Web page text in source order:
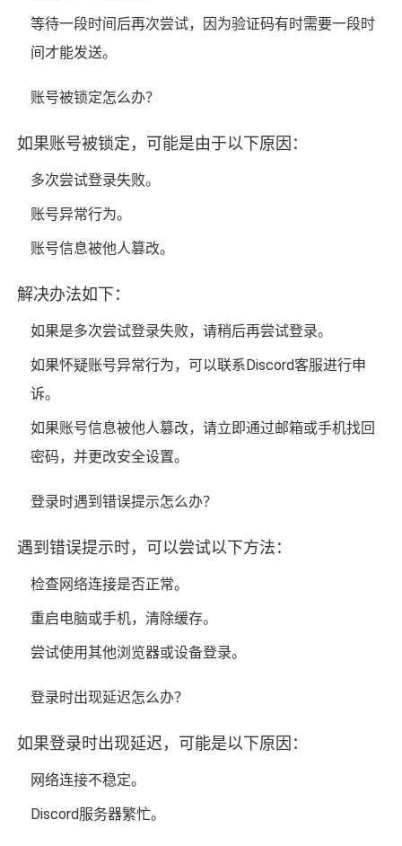
等待一段时间后再次尝试，因为验证码有时需要一段时
间才能发送。
账号被锁定怎么办？
如果账号被锁定，可能是由于以下原因：
多次尝试登录失败。
账号异常行为。
账号信息被他人篡改。
解决办法如下：
如果是多次尝试登录失败，请稍后再尝试登录。
如果怀疑账号异常行为，可以联系Discord客服进行申
诉。
如果账号信息被他人篡改，请立即通过邮箱或手机找回
密码，并更改安全设置。
登录时遇到错误提示怎么办？
遇到错误提示时，可以尝试以下方法：
检查网络连接是否正常。
重启电脑或手机，清除缓存。
尝试使用其他浏览器或设备登录。
登录时出现延迟怎么办？
如果登录时出现延迟，可能是以下原因：
网络连接不稳定。
Discord服务器繁忙。